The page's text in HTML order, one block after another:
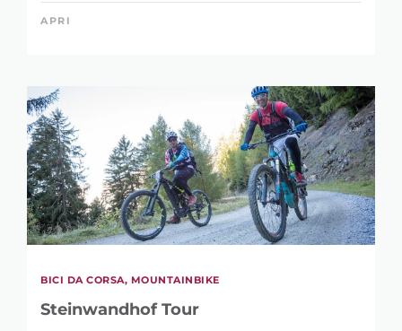
APRI
BICI DA CORSA, MOUNTAINBIKE
Steinwandhof Tour